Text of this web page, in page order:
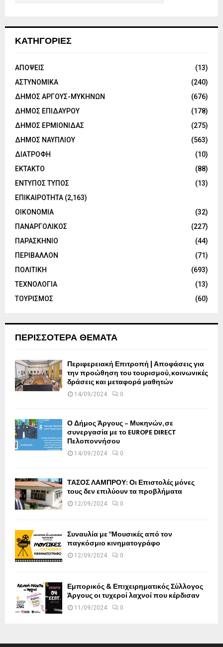
ΚΑΤΗΓΟΡΙΕΣ
ΑΠΟΨΕΙΣ
(13)
ΑΣΤΥΝΟΜΙΚΑ
(240)
ΔΗΜΟΣ ΑΡΓΟΥΣ-ΜΥΚΗΝΩΝ
(676)
ΔΗΜΟΣ ΕΠΙΔΑΥΡΟΥ
(178)
ΔΗΜΟΣ ΕΡΜΙΟΝΙΔΑΣ
(275)
ΔΗΜΟΣ ΝΑΥΠΛΙΟΥ
(563)
ΔΙΑΤΡΟΦΗ
(10)
ΕΚΤΑΚΤΟ
(88)
ΕΝΤΥΠΟΣ ΤΥΠΟΣ
(13)
ΕΠΙΚΑΙΡΟΤΗΤΑ (2,163)
ΟΙΚΟΝΟΜΙΑ
(32)
ΠΑΝΑΡΓΟΛΙΚΟΣ
(227)
ΠΑΡΑΣΚΗΝΙΟ
(44)
ΠΕΡΙΒΑΛΛΟΝ
(71)
ΠΟΛΙΤΙΚΗ
(693)
ΤΕΧΝΟΛΟΓΙΑ
(13)
ΤΟΥΡΙΣΜΟΣ
(60)
ΠΕΡΙΣΣΟΤΕΡΑ ΘΕΜΑΤΑ
Περιφερειακή Επιτροπή | Αποφάσεις για
την προώθηση του τουρισμού, κοινωνικές
δράσεις και μεταφορά μαθητών
14/09/2024 0
Ο Δήμος Άργους – Μυκηνών, σε
συνεργασία με το EUROPE DIRECT
Πελοποννήσου
14/09/2024 0
ΤΑΣΟΣ ΛΑΜΠΡΟΥ: Οι Επιστολές μόνες
τους δεν επιλύουν τα προβλήματα
12/09/2024 0
Συναυλία με “Μουσικές από τον
παγκόσμιο κινηματογράφο
12/09/2024 0
Εμπορικός & Επιχειρηματικός Σύλλογος
Άργους οι τυχεροί λαχνοί που κέρδισαν
11/09/2024 0